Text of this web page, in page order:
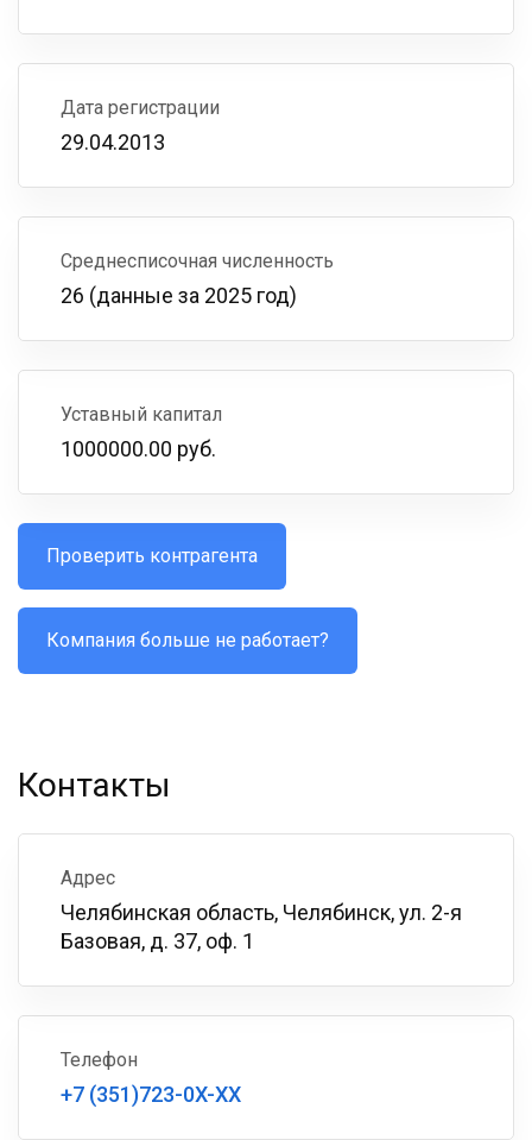
Дата регистрации
29.04.2013
Среднесписочная численность
26 (данные за 2025 год)
Уставный капитал
1000000.00 руб.
Проверить контрагента
Компания больше не работает?
Контакты
Адрес
Челябинская область, Челябинск, ул. 2-я
Базовая, д. 37, оф. 1
Телефон
+7 (351)723-0X-XX